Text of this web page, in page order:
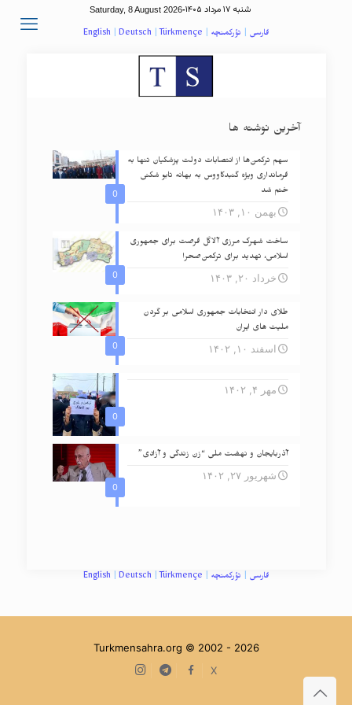
Saturday, 8 August 2026- شنبه ۱۷ مرداد ۱۴۰۵
فارسی | تؤرکمنچه |
English | Deutsch | Türkmençe
آخرین نوشته ها
0
سهم ترکمن‌ها از انتصابات دولت پزشکیان تنها به
فرمانداری ویژه گنبدکاووس به بهانه تابو شکنی
ختم شد
بهمن ۱۰, ۱۴۰۳
0
ساخت شهرک مرزی آلاگل فرصت برای جمهوری
اسلامی، تهدید برای ترکمن‌صحرا
خرداد ۲۰, ۱۴۰۳
0
طلای دار انتخابات جمهوری اسلامی بر گردن
ملیت های ایران
اسفند ۱۰, ۱۴۰۲
0
مهر ۴, ۱۴۰۲
0
آذربایجان و نهضت ملی “زن زندگی و آزادی”
شهریور ۲۷, ۱۴۰۲
Turkmensahra.org © 2002 - 2026
X
facebook
Telegram
Instagram
فارسی | تؤرکمنچه |
English | Deutsch | Türkmençe